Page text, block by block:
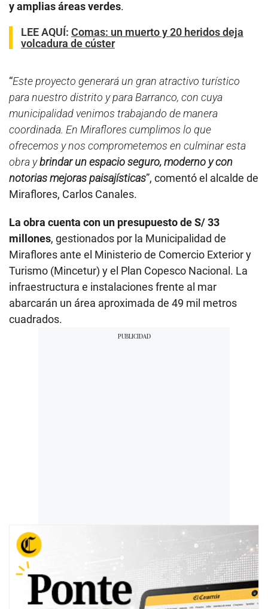
y amplias áreas verdes.
LEE AQUÍ: Comas: un muerto y 20 heridos deja
volcadura de cúster
“Este proyecto generará un gran atractivo turístico
para nuestro distrito y para Barranco, con cuya
municipalidad venimos trabajando de manera
coordinada. En Miraflores cumplimos lo que
ofrecemos y nos comprometemos en culminar esta
obra ybrindar un espacio seguro, moderno y con
notorias mejoras paisajísticas”, comentó el alcalde de
Miraflores, Carlos Canales.
La obra cuenta con un presupuesto de S/ 33
millones, gestionados por la Municipalidad de
Miraflores ante el Ministerio de Comercio Exterior y
Turismo (Mincetur) y el Plan Copesco Nacional. La
infraestructura e instalaciones frente al mar
abarcarán un área aproximada de 49 mil metros
cuadrados.